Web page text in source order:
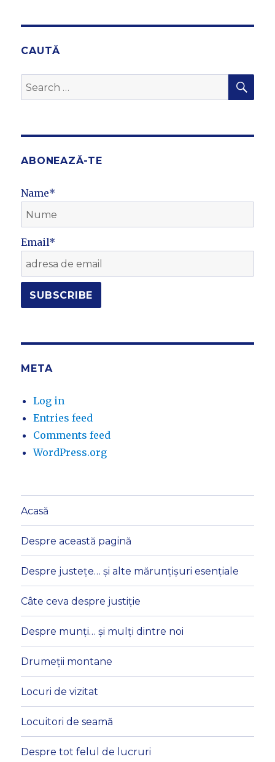
CAUTĂ
Search
for:
ABONEAZĂ-TE
Name*
Email*
META
Log in
Entries feed
Comments feed
WordPress.org
Acasă
Despre această pagină
Despre justețe… și alte mărunțișuri esențiale
Câte ceva despre justiție
Despre munți… și mulți dintre noi
Drumeții montane
Locuri de vizitat
Locuitori de seamă
Despre tot felul de lucruri